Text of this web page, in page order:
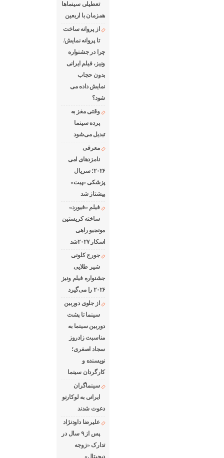
تعطیلی سینماها
همزمان با اربعین
از پروانه ساخت
تا پروانه نمایش/
چرا در جشنواره
ونیز، فیلم ایرانی
بدون حجاب
نمایش داده می
شود؟
وقتی مغز به
پرده سینما
تبدیل می‌شود
معرفی
نامزدهای امی
۲۰۲۶؛ سریال
پزشکی «پیت»
پیشتاز شد
فیلم «فیورد»
ساخته کریستین
مونجیو راهی
اسکار ۲۰۲۷شد
جورج کلونی
شیر طلایی
جشنواره فیلم ونیز
۲۰۲۶ را می‌گیرد
از جلوی دوربین
سینما تا پشت
دوربین سینما به
مناسبت زادروز
سجاد اصغری؛
نویسنده و
کارگردان سینما
سینماگران
ایرانی به لوکارنو
دعوت شدند
علیرضا داودنژاد
پس از ۹ سال در
تدارک «زوجه
دیجیتال»